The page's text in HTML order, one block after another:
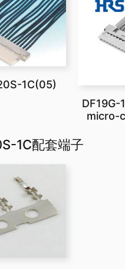
1C(05)
DF19G-
micro-
1C配套端子